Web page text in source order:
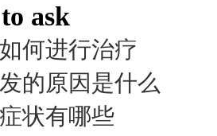
ask
何进行治疗
的原因是什么
状有哪些